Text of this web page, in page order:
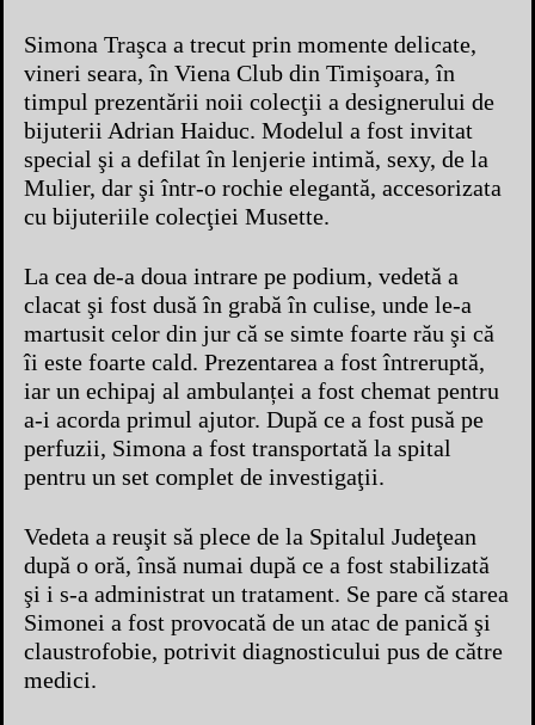
Simona Traşca a trecut prin momente delicate,
vineri seara, în Viena Club din Timişoara, în
timpul prezentării noii colecţii a designerului de
bijuterii Adrian Haiduc. Modelul a fost invitat
special şi a defilat în lenjerie intimă, sexy, de la
Mulier, dar şi într-o rochie elegantă, accesorizata
cu bijuteriile colecţiei Musette.
La cea de-a doua intrare pe podium, vedetă a
clacat şi fost dusă în grabă în culise, unde le-a
martusit celor din jur că se simte foarte rău şi că
îi este foarte cald. Prezentarea a fost întreruptă,
iar un echipaj al ambulanței a fost chemat pentru
a-i acorda primul ajutor. După ce a fost pusă pe
perfuzii, Simona a fost transportată la spital
pentru un set complet de investigaţii.
Vedeta a reuşit să plece de la Spitalul Judeţean
după o oră, însă numai după ce a fost stabilizată
şi i s-a administrat un tratament. Se pare că starea
Simonei a fost provocată de un atac de panică şi
claustrofobie, potrivit diagnosticului pus de către
medici.